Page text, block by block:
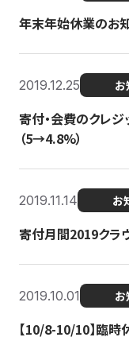
年末年始休業のお
2019.12.25 お
寄付・会費のクレ
（5→4.8%）
2019.11.14 お
寄付月間2019クラ
2019.10.01 お
【10/8-10/10】臨